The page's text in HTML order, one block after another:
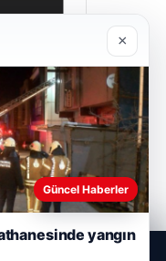
×
Güncel Haberler
yangın